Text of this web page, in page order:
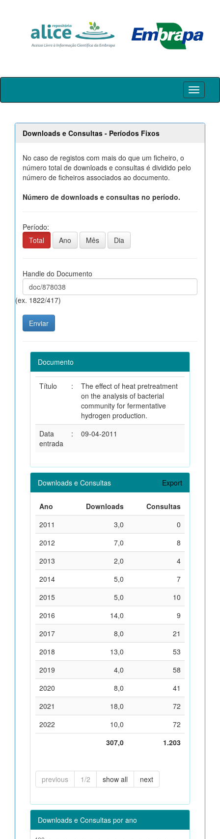
Skip
Downloads e Consultas - Períodos Fixos
No caso de registos com mais do que um ficheiro, o
número total de downloads e consultas é dividido pelo
número de ficheiros associados ao documento.
Número de downloads e consultas no período.
Período:
Total
Ano Mês Dia
Handle do Documento
(ex. 1822/417)
Documento
Título :
The effect of heat pretreatment
on the analysis of bacterial
community for fermentative
hydrogen production.
Data
entrada
: 09-04-2011
Downloads e Consultas Export
Ano Downloads
Consultas
2011
3,0
0
2012
7,0
8
2013
2,0
4
2014
5,0
7
2015
5,0
10
2016
14,0
9
2017
8,0
21
2018
13,0
53
2019
4,0
58
2020
8,0
41
2021
18,0
72
2022
10,0
72
307,0
1.203
previous 1/2 show all next
Downloads e Consultas por ano